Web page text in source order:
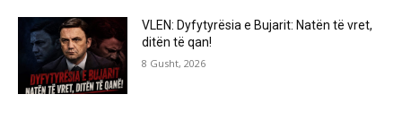
VLEN: Dyfytyrësia e Bujarit: Natën të vret,
ditën të qan!
8 Gusht, 2026